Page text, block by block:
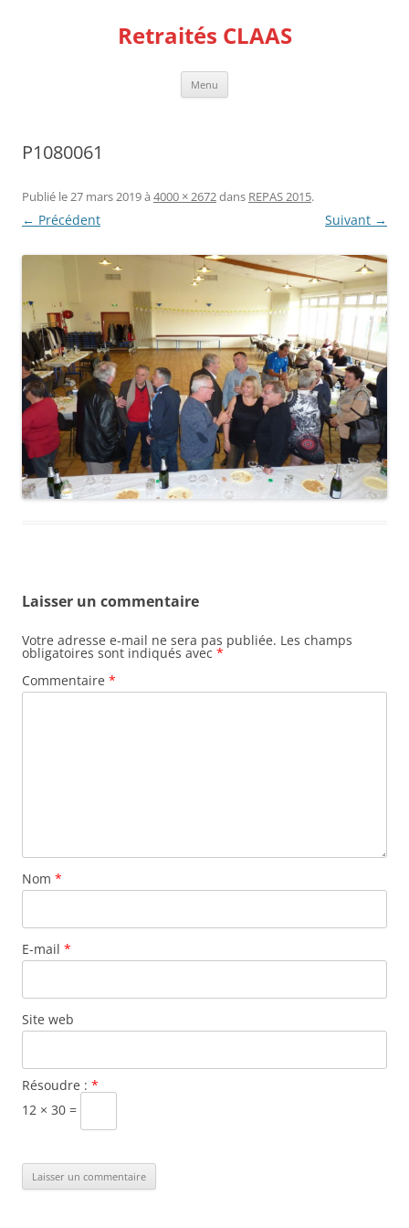
Retraités CLAAS
Menu
P1080061
Publié le27 mars 2019à 4000 × 2672dans REPAS 2015.
← Précédent Suivant →
Laisser un commentaire
Votre adresse e-mail ne sera pas publiée. Les champs
obligatoires sont indiqués avec *
Commentaire *
Nom *
E-mail *
Site web
Résoudre : *
12 × 30 =